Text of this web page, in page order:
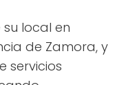
local en
de Zamora, y
servicios